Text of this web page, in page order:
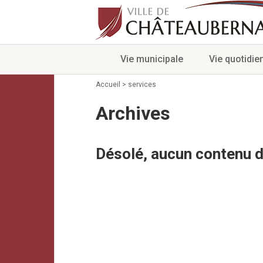
Vie municipale Vie
Accueil > services
Archives
Désolé, aucun contenu